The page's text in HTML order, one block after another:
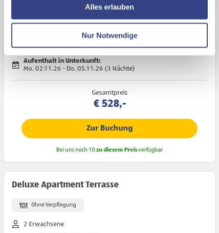
ermöglichen, dabei kommt es auch zu Übermittlungen
Ihrer Daten an US-Drittanbieter.
Verwendung der Cookies & Plugins auf unseren
Alles erlauben
Nur Notwendige
Apartment Terrasse 'Smart'
2 Erwachsene
Aufenthalt in Unterkunft:
Mo, 02.11.26 - Do, 05.11.26 (3 Nächte)
Gesamtpreis
€ 528,-
Zur Buchung
Bei uns noch 10 zu diesem Preisverfügbar
Deluxe Apartment Terrasse
Ohne Verpflegung
2 Erwachsene